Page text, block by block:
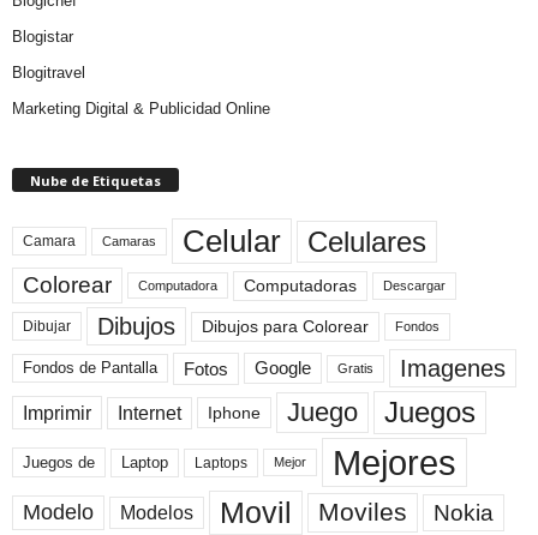
Blogistar
Blogitravel
Marketing Digital & Publicidad Online
Nube de Etiquetas
Camara Camaras Celular Celulares
Colorear Computadora Computadoras Descargar
Dibujar Dibujos Dibujos para Colorear Fondos
Fondos de Pantalla Fotos Google Gratis Imagenes
Imprimir Internet Iphone Juego Juegos
Juegos de Laptop Laptops Mejor Mejores
Modelo Modelos Movil Moviles Nokia